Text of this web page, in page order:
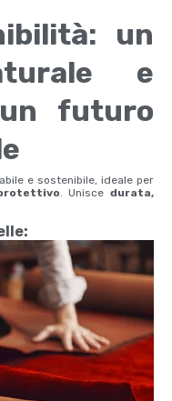
un
e
futuro
e sostenibile, ideale per
. Uniscedurata,